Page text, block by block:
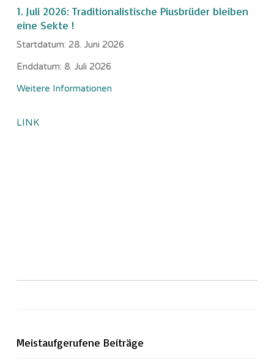
1. Juli 2026: Traditionalistische Piusbrüder bleiben
eine Sekte !
Startdatum: 28. Juni 2026
Enddatum: 8. Juli 2026
Weitere Informationen
LINK
Meistaufgerufene Beiträge